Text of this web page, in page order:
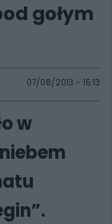
gołym
07/08/2013 - 15:13
w